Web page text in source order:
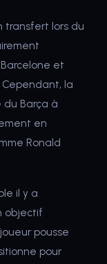
transfert lors du
et
la
Barça à
en
Ronald
il y a
objectif
pousse
pour